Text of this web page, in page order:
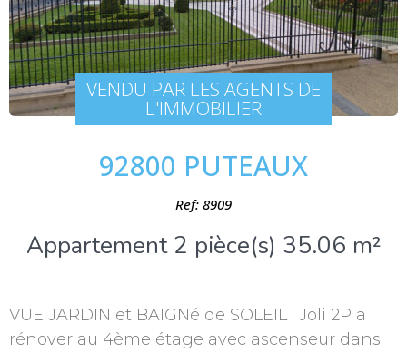
VENDU PAR LES AGENTS DE
L'IMMOBILIER
92800 PUTEAUX
Ref: 8909
Appartement 2 pièce(s) 35.06 m²
VUE JARDIN et BAIGNé de SOLEIL ! Joli 2P a
rénover au 4ème étage avec ascenseur dans